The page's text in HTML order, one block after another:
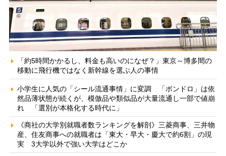
「約5時間かかるし、料金も高いのになぜ？」東京～博多間の
移動に飛行機ではなく新幹線を選ぶ人の事情
小学生に人気の「シール流通事情」に変調 「ボンドロ」は依
然品薄状態が続くが、模倣品や類似品が大量流通し一部で値崩
れ 「選別が本格化する時代に」
《商社の大学別就職者数ランキングを解剖》三菱商事、三井物
産、住友商事への就職者は「東大・早大・慶大で約6割」の現
実 3大学以外で強い大学はどこか